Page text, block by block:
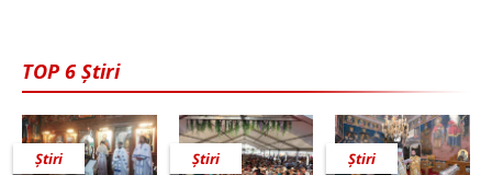
TOP 6 Știri
Știri Știri Știri